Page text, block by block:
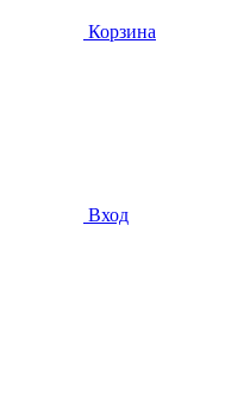
Корзина
Вход